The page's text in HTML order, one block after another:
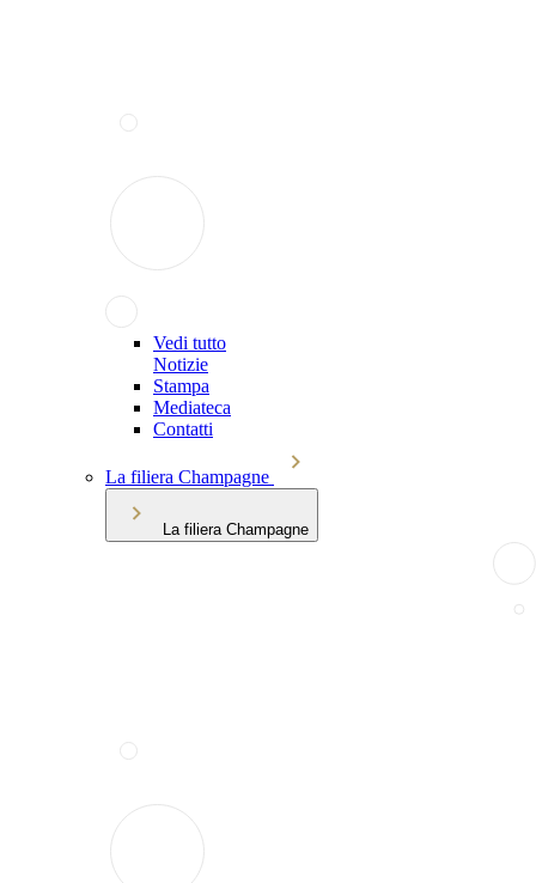
Vedi tutto
Notizie
Stampa
Mediateca
Contatti
La filiera Champagne
La filiera Champagne